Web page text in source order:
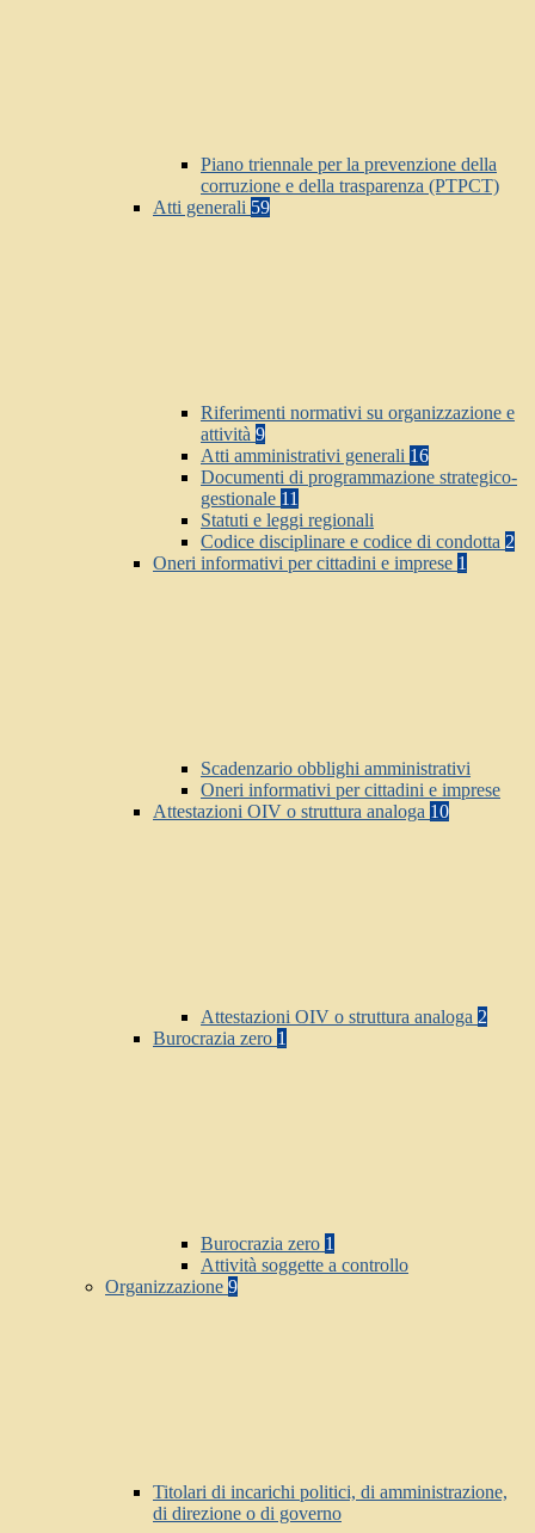
Piano triennale per la prevenzione della
corruzione e della trasparenza (PTPCT)
Atti generali 59
Riferimenti normativi su organizzazione e
attività 9
Atti amministrativi generali 16
Documenti di programmazione strategico-
gestionale 11
Statuti e leggi regionali
Codice disciplinare e codice di condotta 2
Oneri informativi per cittadini e imprese 1
Scadenzario obblighi amministrativi
Oneri informativi per cittadini e imprese
Attestazioni OIV o struttura analoga 10
Attestazioni OIV o struttura analoga 2
Burocrazia zero 1
Burocrazia zero 1
Attività soggette a controllo
Organizzazione 9
Titolari di incarichi politici, di amministrazione,
di direzione o di governo